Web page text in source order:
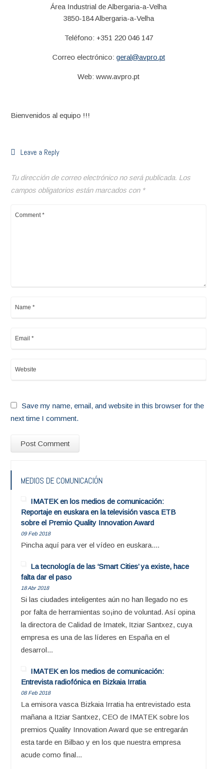
Área Industrial de Albergaria-a-Velha
3850-184 Albergaria-a-Velha
Teléfono: +351 220 046 147
Correo electrónico: geral@avpro.pt
Web: www.avpro.pt
Bienvenidos al equipo !!!
Leave a Reply
Tu dirección de correo electrónico no será publicada. Los
campos obligatorios están marcados con *
Save my name, email, and website in this browser for the
next time I comment.
MEDIOS DE COMUNICACIÓN
IMATEK en los medios de comunicación:
Reportaje en euskara en la televisión vasca ETB
sobre el Premio Quality Innovation Award
09 Feb 2018
Pincha aquí para ver el vídeo en euskara....
La tecnología de las ‘Smart Cities’ ya existe, hace
falta dar el paso
18 Abr 2018
Si las ciudades inteligentes aún no han llegado no es
por falta de herramientas so¡ino de voluntad. Así opina
la directora de Calidad de Imatek, Itziar Santxez, cuya
empresa es una de las líderes en España en el
desarrol...
IMATEK en los medios de comunicación:
Entrevista radiofónica en Bizkaia Irratia
08 Feb 2018
La emisora vasca Bizkaia Irratia ha entrevistado esta
mañana a Itziar Santxez, CEO de IMATEK sobre los
premios Quality Innovation Award que se entregarán
esta tarde en Bilbao y en los que nuestra empresa
acude como final...